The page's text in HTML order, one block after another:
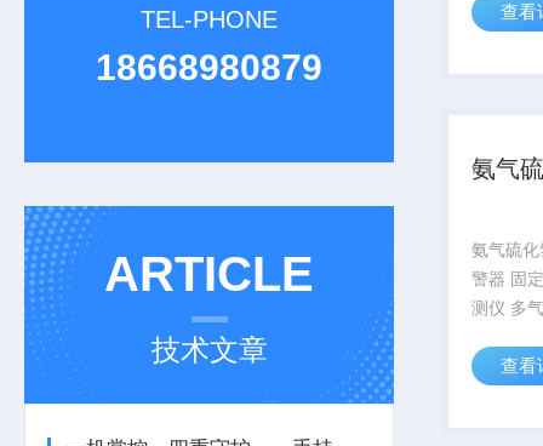
TEL-PHONE
18668980879
ARTICLE
技术文章
粉尘质
环境能
查看
氨气
氨气硫
警器 固
测仪 多
GTQ-
时显示
查看